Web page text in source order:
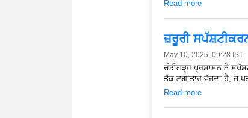
Read more
ਜ਼ਰੂਰੀ
May 10, 2025, 09:28 IST
ਚੰਡੀਗੜ੍ਹ ਪ੍ਰਸ਼ਾਸਨ ਨੇ
ਤੱਕ ਲਗਾਤਾਰ ਵੱਜਦਾ ਹੈ, ਜੋ
Read more